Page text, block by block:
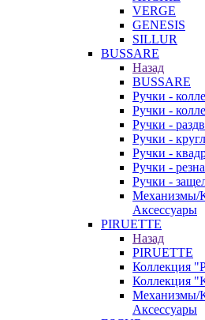
VERGE
GENESIS
SILLUR
BUSSARE
Назад
BUSSARE
Ручки -
Ручки -
Ручки -
Ручки -
Ручки -
Ручки -
Ручки -
Механизмы/
Аксессуары
PIRUETTE
Назад
PIRUETTE
Коллекция
Коллекция
Механизмы/
Аксессуары